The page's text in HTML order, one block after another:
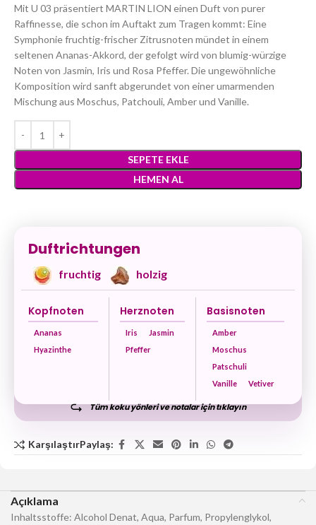
Mit U 03 präsentiert MARTIN LION einen Duft von purer
Raffinesse, die schon im Auftakt zum Tragen kommt: Eine
Symphonie fruchtig-frischer Zitrusnoten mündet in einem
seltenen Ananas-Akkord, der gefolgt wird von blumig-würzige
Noten von Jasmin, Iris und Rosa Pfeffer. Die ungewöhnliche
Komposition wird sanft abgerundet von einer umarmenden
Mischung aus Moschus, Patchouli, Amber und Vanille.
SEPETE EKLE
HEMEN AL
Duftrichtungen
fruchtig holzig
Kopfnoten
Ananas
Hyazinthe
Herznoten
Iris
Jasmin
Pfeffer
Basisnoten
Amber
Moschus
Patschuli
Vanille
Vetiver
Tüm koku yönleri ve notalar için tıklayın
KarşılaştırPaylaş:
Açıklama
Inhaltsstoffe: Alcohol Denat, Aqua, Parfum, Propylenglykol,